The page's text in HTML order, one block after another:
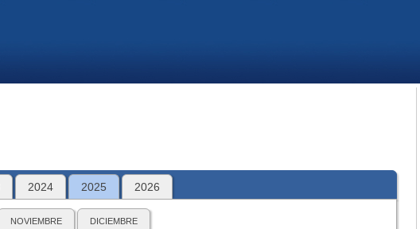
2024 2025 2026
NOVIEMBRE DICIEMBRE